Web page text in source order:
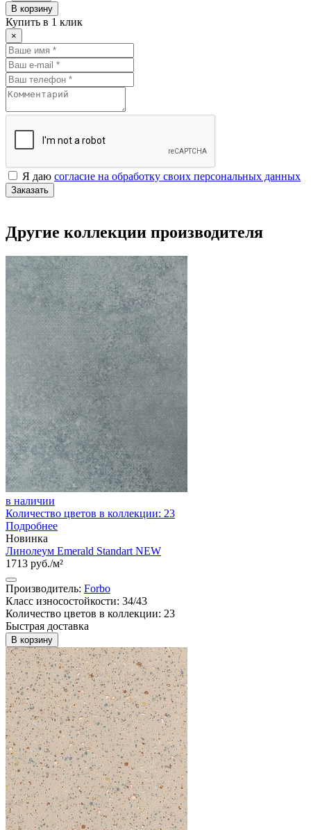
В корзину
Купить в 1 клик
×
Я даю согласие на обработку своих персональных данных
Заказать
Другие коллекции производителя
в наличии
Количество цветов в коллекции: 23
Подробнее
Новинка
Линолеум Emerald Standart NEW
1713 руб./м²
Производитель: Forbo
Класс износостойкости: 34/43
Количество цветов в коллекции: 23
Быстрая доставка
В корзину